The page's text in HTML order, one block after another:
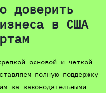
доверить
в США
основой и чёткой
полную поддержку
за законодательными